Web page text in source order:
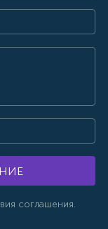
соглашения.